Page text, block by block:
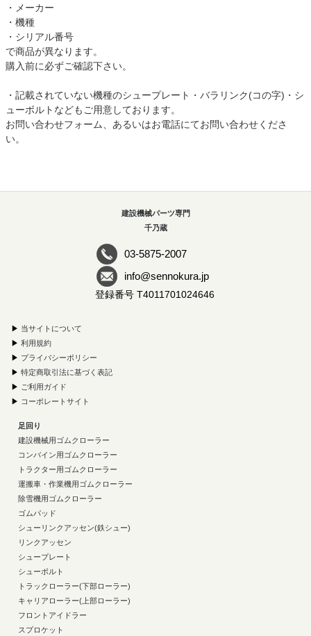
・メーカー
・機種
・シリアル番号
で商品が異なります。
購入前に必ずご確認下さい。
・記載されていない機種のシュープレート・バラリンク(コの字)・シ
ューボルトなどもご用意しております。
お問い合わせフォーム、あるいはお電話にてお問い合わせくださ
い。
建設機械パーツ専門
千乃蔵
03-5875-2007
info@sennokura.jp
登録番号 T4011701024646
▶ 当サイトについて
▶ 利用規約
▶ プライバシーポリシー
▶ 特定商取引法に基づく表記
▶ ご利用ガイド
▶ コーポレートサイト
足回り
建設機械用ゴムクローラー
コンバイン用ゴムクローラー
トラクター用ゴムクローラー
運搬車・作業機用ゴムクローラー
除雪機用ゴムクローラー
ゴムパッド
シューリンクアッセン(鉄シュー)
リンクアッセン
シュープレート
シューボルト
トラックローラー(下部ローラー)
キャリアローラー(上部ローラー)
フロントアイドラー
スプロケット